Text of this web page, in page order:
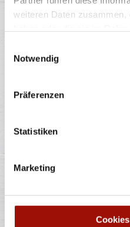
weiteren Daten zusammen,
Notwendig
Präferenzen
Statistiken
Marketing
Grammaturen oder
Angaben und können durch die
Produkten abweichen. Wir liefern
finden Sie unter